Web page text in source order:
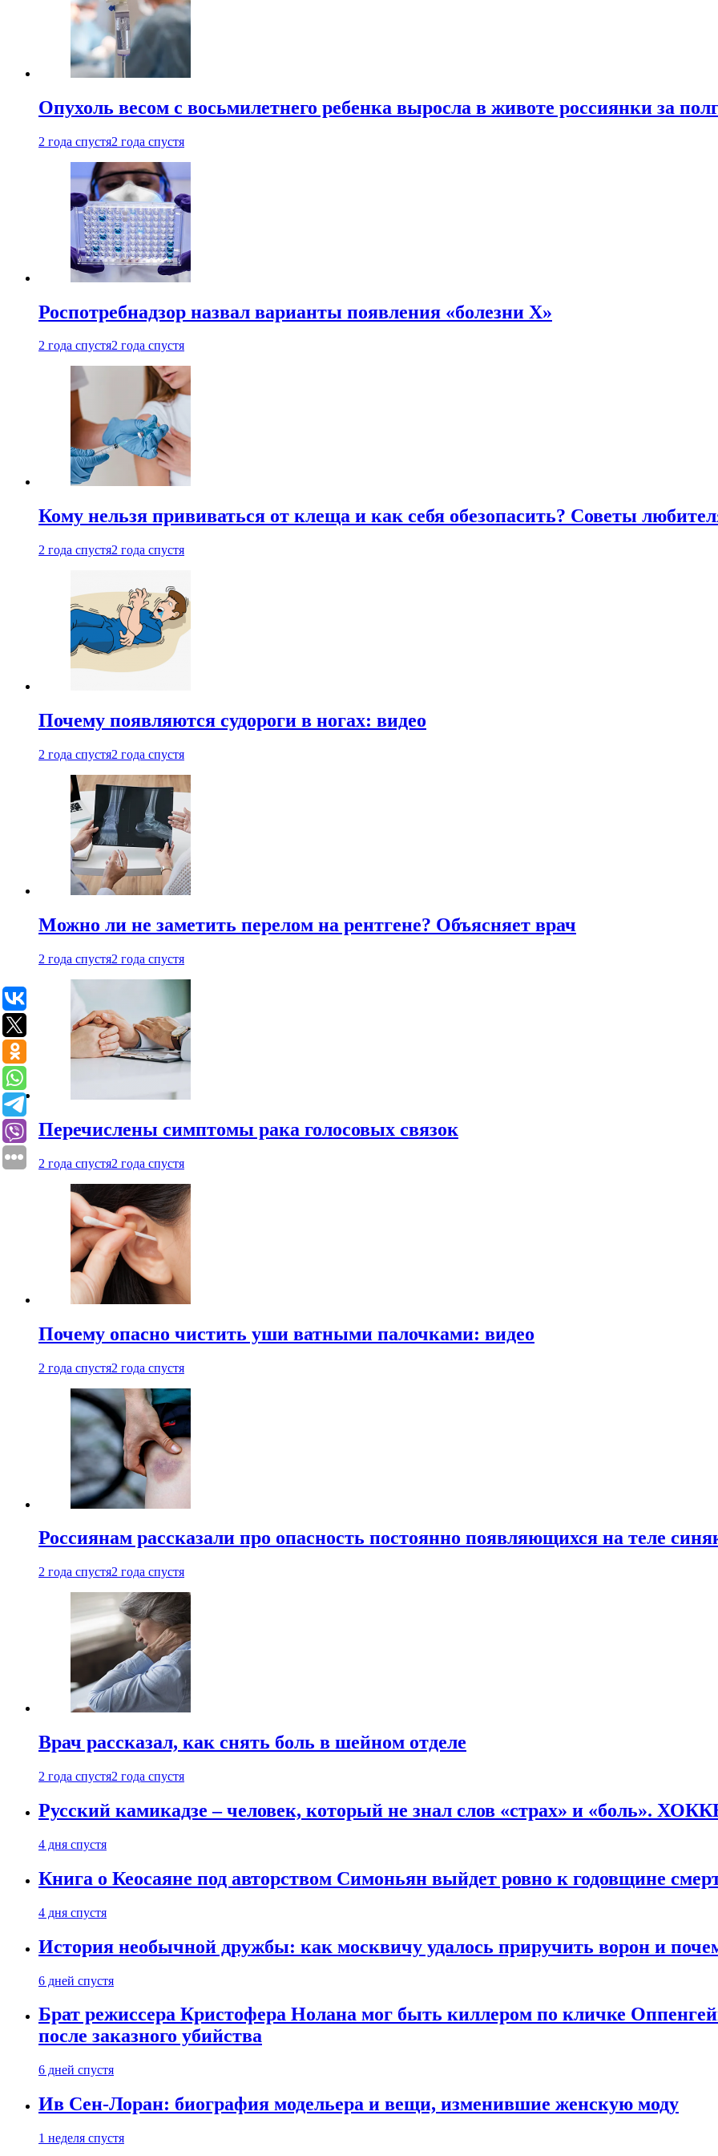
Опухоль весом с восьмилетнего ребенка выросла в животе россиянки за
2 года спустя2 года спустя
Роспотребнадзор назвал варианты появления «болезни Х»
2 года спустя2 года спустя
Кому нельзя прививаться от клеща и как себя обезопасить? Советы
2 года спустя2 года спустя
Почему появляются судороги в ногах: видео
2 года спустя2 года спустя
Можно ли не заметить перелом на рентгене? Объясняет врач
2 года спустя2 года спустя
Перечислены симптомы рака голосовых связок
2 года спустя2 года спустя
Почему опасно чистить уши ватными палочками: видео
2 года спустя2 года спустя
Россиянам рассказали про опасность постоянно появляющихся на теле
2 года спустя2 года спустя
Врач рассказал, как снять боль в шейном отделе
2 года спустя2 года спустя
Русский камикадзе – человек, который не знал слов «страх» и «боль».
4 дня спустя
Книга о Кеосаяне под авторством Симоньян выйдет ровно к годовщине
4 дня спустя
История необычной дружбы: как москвичу удалось приручить ворон и
6 дней спустя
Брат режиссера Кристофера Нолана мог быть киллером по кличке
после заказного убийства
6 дней спустя
Ив Сен-Лоран: биография модельера и вещи, изменившие женскую моду
1 неделя спустя